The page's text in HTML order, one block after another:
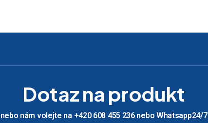
Dotaz na produkt
nebo nám volejte na +420 608 455 236 nebo Whatsapp24/7